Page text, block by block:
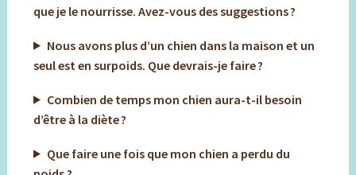
que je le nourrisse. Avez-vous des suggestions ?
Nous avons plus d’un chien dans la maison et un
seul est en surpoids. Que devrais-je faire ?
Combien de temps mon chien aura-t-il besoin
d’être à la diète ?
Que faire une fois que mon chien a perdu du